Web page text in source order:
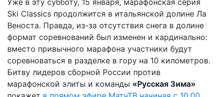
Ski Classics продолжится в итальянской долине Ла
Веноста. Правда, из-за отсутствия снега в долине
формат соревнований был изменен и кардинально:
вместо привычного марафона участники будут
соревноваться в разделке в гору на 10 километров.
Битву лидеров сборной России против
марафонской элиты и команды «Русская Зима»